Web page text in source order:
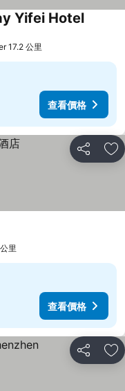
Yifei Hotel
17.2 公里
查看價格
分享 放
里
查看價格
分享 放